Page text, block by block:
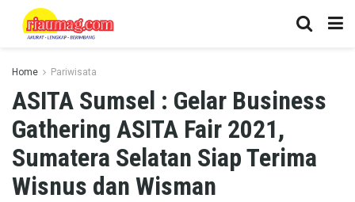
Home Pariwisata
ASITA Sumsel : Gelar Business
Gathering ASITA Fair 2021,
Sumatera Selatan Siap Terima
Wisnus dan Wisman